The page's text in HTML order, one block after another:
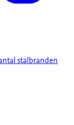
stalbranden